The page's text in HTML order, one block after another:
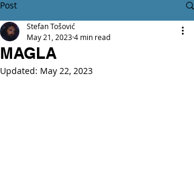
Post
MAGLA
Stefan Tošović
May 21, 20234 min read
Updated: May 22, 2023